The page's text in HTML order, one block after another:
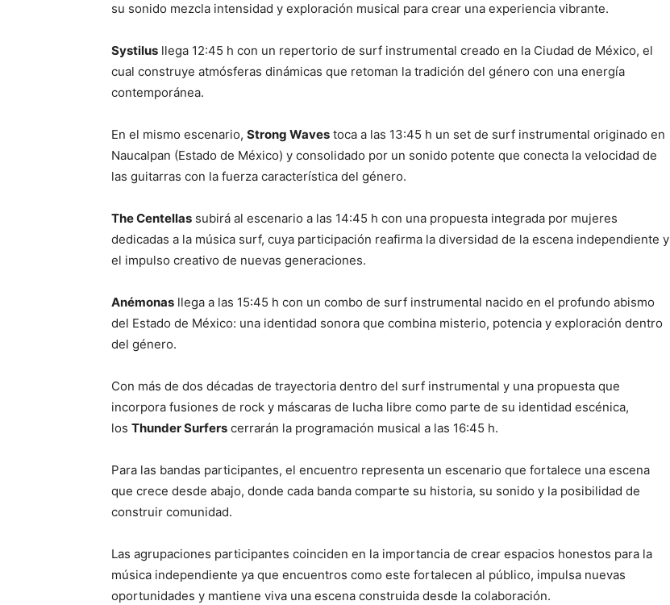
su sonido mezcla intensidad y exploración musical para crear una experiencia vibrante.
Systilus llega 12:45 h con un repertorio de surf instrumental creado en la Ciudad de México, el
cual construye atmósferas dinámicas que retoman la tradición del género con una energía
contemporánea.
En el mismo escenario, Strong Waves toca a las 13:45 h un set de surf instrumental originado en
Naucalpan (Estado de México) y consolidado por un sonido potente que conecta la velocidad de
las guitarras con la fuerza característica del género.
The Centellas subirá al escenario a las 14:45 h con una propuesta integrada por mujeres
dedicadas a la música surf, cuya participación reafirma la diversidad de la escena independiente y
el impulso creativo de nuevas generaciones.
Anémonas llega a las 15:45 h con un combo de surf instrumental nacido en el profundo abismo
del Estado de México: una identidad sonora que combina misterio, potencia y exploración dentro
del género.
Con más de dos décadas de trayectoria dentro del surf instrumental y una propuesta que
incorpora fusiones de rock y máscaras de lucha libre como parte de su identidad escénica,
los Thunder Surfers cerrarán la programación musical a las 16:45 h.
Para las bandas participantes, el encuentro representa un escenario que fortalece una escena
que crece desde abajo, donde cada banda comparte su historia, su sonido y la posibilidad de
construir comunidad.
Las agrupaciones participantes coinciden en la importancia de crear espacios honestos para la
música independiente ya que encuentros como este fortalecen al público, impulsa nuevas
oportunidades y mantiene viva una escena construida desde la colaboración.